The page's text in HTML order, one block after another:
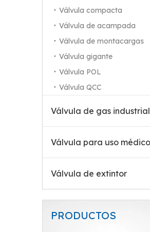
Válvula compacta
Válvula de acampada
Válvula de montacargas
Válvula gigante
Válvula POL
Válvula QCC
Válvula de gas industrial
Válvula para uso médico
Válvula de extintor
PRODUCTOS